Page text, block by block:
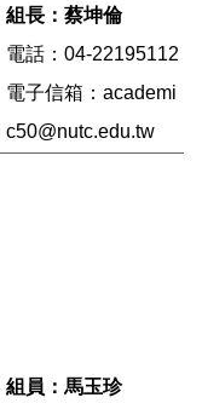
組長：蔡坤倫
電話：04-22195112
電子信箱： academi
c50@nutc.edu.tw
組員：馬玉珍